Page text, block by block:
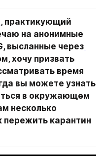
, практикующий
на анонимные
высланные через
хочу призвать
время
вы можете узнать
в окружающем
несколько
пережить карантин